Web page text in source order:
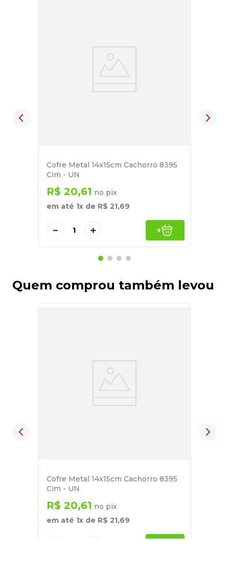
Cofre Metal 14x15cm Cachorro 8395
Cim - UN
R$ 20,61 no pix
em até 1x de R$ 21,69
＋
－ +
Quem comprou também levou
Cofre Metal 14x15cm Cachorro 8395
Cim - UN
R$ 20,61 no pix
em até 1x de R$ 21,69